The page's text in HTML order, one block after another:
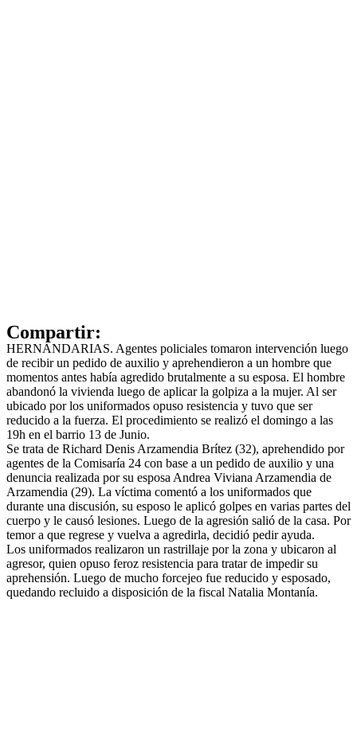
Compartir:
HERNANDARIAS. Agentes policiales tomaron intervención luego
de recibir un pedido de auxilio y aprehendieron a un hombre que
momentos antes había agredido brutalmente a su esposa. El hombre
abandonó la vivienda luego de aplicar la golpiza a la mujer. Al ser
ubicado por los uniformados opuso resistencia y tuvo que ser
reducido a la fuerza. El procedimiento se realizó el domingo a las
19h en el barrio 13 de Junio.
Se trata de Richard Denis Arzamendia Brítez (32), aprehendido por
agentes de la Comisaría 24 con base a un pedido de auxilio y una
denuncia realizada por su esposa Andrea Viviana Arzamendia de
Arzamendia (29). La víctima comentó a los uniformados que
durante una discusión, su esposo le aplicó golpes en varias partes del
cuerpo y le causó lesiones. Luego de la agresión salió de la casa. Por
temor a que regrese y vuelva a agredirla, decidió pedir ayuda.
Los uniformados realizaron un rastrillaje por la zona y ubicaron al
agresor, quien opuso feroz resistencia para tratar de impedir su
aprehensión. Luego de mucho forcejeo fue reducido y esposado,
quedando recluido a disposición de la fiscal Natalia Montanía.